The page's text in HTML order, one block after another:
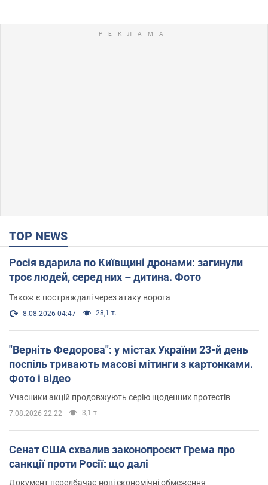
TOP NEWS
Росія вдарила по Київщині дронами: загинули
троє людей, серед них – дитина. Фото
Також є постраждалі через атаку ворога
8.08.2026 04:47 28,1 т.
"Верніть Федорова": у містах України 23-й день
поспіль тривають масові мітинги з картонками.
Фото і відео
Учасники акцій продовжують серію щоденних протестів
7.08.2026 22:22 3,1 т.
Сенат США схвалив законопроєкт Грема про
санкції проти Росії: що далі
Документ передбачає нові економічні обмеження